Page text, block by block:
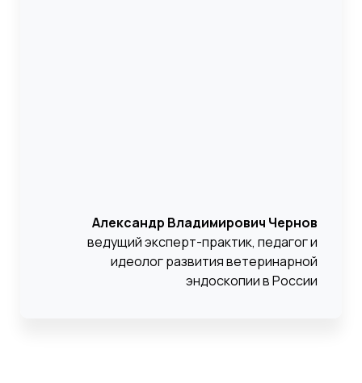
Александр Владимирович Чернов
ведущий эксперт-практик, педагог и
идеолог развития ветеринарной
эндоскопии в России